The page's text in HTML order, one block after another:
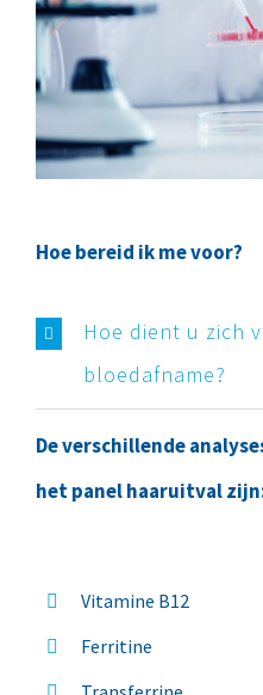
Hoe bereid ik me voor?
Hoe dient u zich
bloedafname?
De verschillende
het panel haaruitval
Vitamine B12
Ferritine